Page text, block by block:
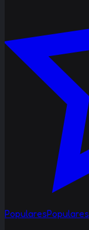
PopularesPopulares